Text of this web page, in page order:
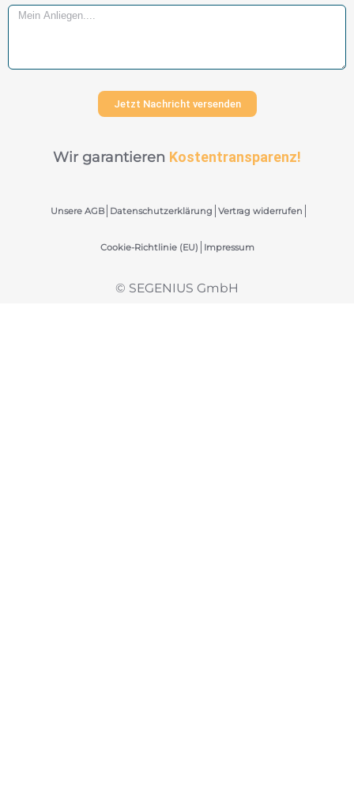
Jetzt Nachricht versenden
Wir garantieren Kostentransparenz!
Unsere AGB Datenschutzerklärung Vertrag widerrufen
Cookie-Richtlinie (EU) Impressum
© SEGENIUS GmbH